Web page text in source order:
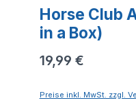
Horse Club
in a Box)
19,99 €
Preise inkl. MwSt. zzgl.